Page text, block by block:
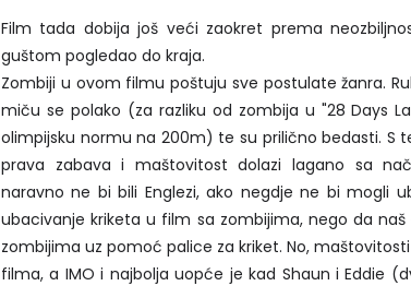
Film tada dobija još veći zaokret prema
guštom pogledao do kraja.
Zombiji u ovom filmu poštuju sve postulate žanra.
miču se polako (za razliku od zombija u "28 Days
olimpijsku normu na 200m) te su prilično bedasti. S
prava zabava i maštovitost dolazi lagano sa
naravno ne bi bili Englezi, ako negdje ne bi mogli
ubacivanje kriketa u film sa zombijima, nego da
zombijima uz pomoć palice za kriket. No,
filma, a IMO i najbolja uopće je kad Shaun i Eddie